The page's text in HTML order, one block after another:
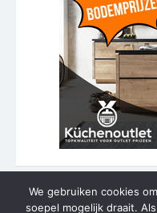
We gebruiken cookies
soepel mogelijk draait.